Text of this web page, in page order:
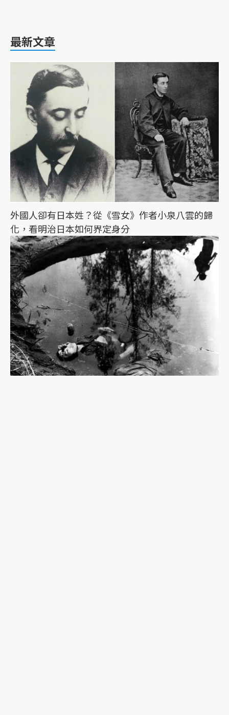
最新文章
外國人卻有日本姓？從《雪女》作者小泉八雲的歸
化，看明治日本如何界定身分